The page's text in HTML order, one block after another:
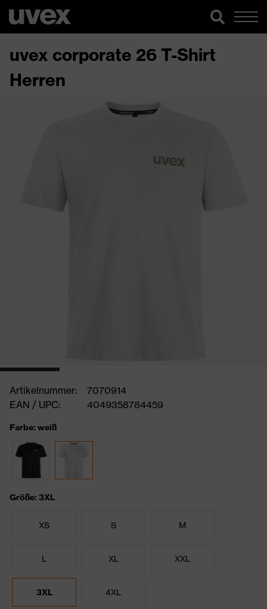
uvex corporate 26 T-Shirt
Herren
Artikelnummer:
7070914
EAN / UPC:
4049358784459
Farbe: weiß
Größe: 3XL
XS S M
L XL XXL
3XL 4XL